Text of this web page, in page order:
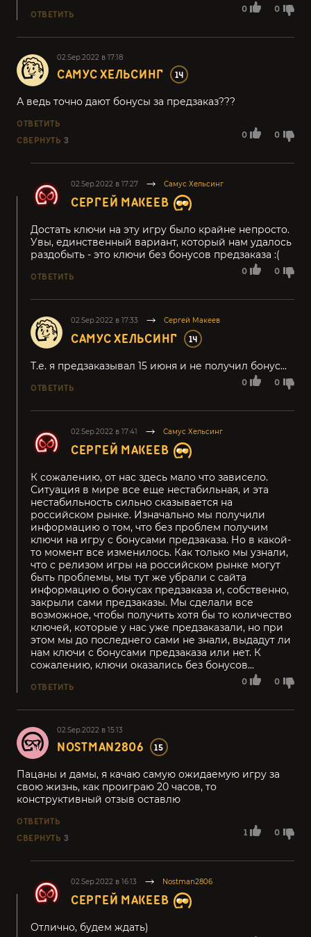
0 0
ОТВЕТИТЬ
02.Sep.2022 в 17:18
САМУС ХЕЛЬСИНГ 14
0 0
А ведь точно дают бонусы за предзаказ???
ОТВЕТИТЬ
СВЕРНУТЬ 3
02.Sep.2022 в 17:27 Самус Хельсинг
СЕРГЕЙ МАКЕЕВ
0 0
Достать ключи на эту игру было крайне непросто.
Увы, единственный вариант, который нам удалось
раздобыть - это ключи без бонусов предзаказа :(
ОТВЕТИТЬ
02.Sep.2022 в 17:33 Сергей Макеев
САМУС ХЕЛЬСИНГ 14
0 0
Т.е. я предзаказывал 15 июня и не получил бонус...
ОТВЕТИТЬ
02.Sep.2022 в 17:41 Самус Хельсинг
СЕРГЕЙ МАКЕЕВ
0 0
К сожалению, от нас здесь мало что зависело.
Ситуация в мире все еще нестабильная, и эта
нестабильность сильно сказывается на
российском рынке. Изначально мы получили
информацию о том, что без проблем получим
ключи на игру с бонусами предзаказа. Но в какой-
то момент все изменилось. Как только мы узнали,
что с релизом игры на российском рынке могут
быть проблемы, мы тут же убрали с сайта
информацию о бонусах предзаказа и, собственно,
закрыли сами предзаказы. Мы сделали все
возможное, чтобы получить хотя бы то количество
ключей, которые у нас уже предзаказали, но при
этом мы до последнего сами не знали, выдадут ли
нам ключи с бонусами предзаказа или нет. К
сожалению, ключи оказались без бонусов...
ОТВЕТИТЬ
02.Sep.2022 в 15:13
NOSTMAN2806 15
1 0
Пацаны и дамы, я качаю самую ожидаемую игру за
свою жизнь, как проиграю 20 часов, то
конструктивный отзыв оставлю
ОТВЕТИТЬ
СВЕРНУТЬ 3
02.Sep.2022 в 16:13 Nostman2806
СЕРГЕЙ МАКЕЕВ
Отлично, будем ждать)